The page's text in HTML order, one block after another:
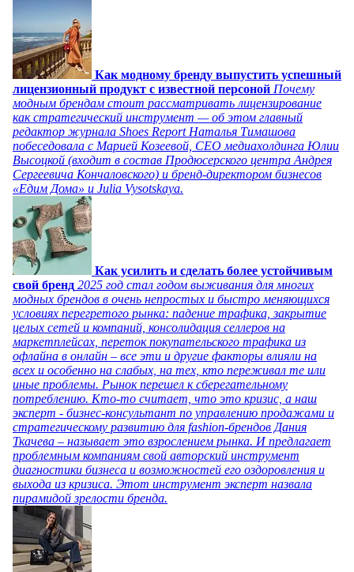
Как модному бренду выпустить успешный
лицензионный продукт с известной персоной Почему
модным брендам стоит рассматривать лицензирование
как стратегический инструмент — об этом главный
редактор журнала Shoes Report Наталья Тимашова
побеседовала с Марией Козеевой, СЕО медиахолдинга Юлии
Высоцкой (входит в состав Продюсерского центра Андрея
Сергеевича Кончаловского) и бренд-директором бизнесов
«Едим Дома» и Julia Vysotskaya.
Как усилить и сделать более устойчивым
свой бренд 2025 год стал годом выживания для многих
модных брендов в очень непростых и быстро меняющихся
условиях перегретого рынка: падение трафика, закрытие
целых сетей и компаний, консолидация селлеров на
маркетплейсах, переток покупательского трафика из
офлайна в онлайн – все эти и другие факторы влияли на
всех и особенно на слабых, на тех, кто переживал те или
иные проблемы. Рынок перешел к сберегательному
потреблению. Кто-то считает, что это кризис, а наш
эксперт - бизнес-консультант по управлению продажами и
стратегическому развитию для fashion-брендов Дания
Ткачева – называет это взрослением рынка. И предлагает
проблемным компаниям свой авторский инструмент
диагностики бизнеса и возможностей его оздоровления и
выхода из кризиса. Этот инструмент эксперт назвала
пирамидой зрелости бренда.